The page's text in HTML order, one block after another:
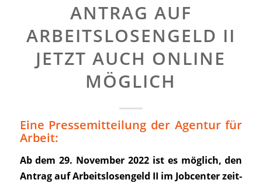
ANTRAG AUF
ARBEITSLOSENGELD II
JETZT AUCH ONLINE
MÖGLICH
Eine Pressemitteilung der Agentur für
Arbeit:
Ab dem 29. November 2022 ist es möglich, den
Antrag auf Arbeitslosengeld II im Jobcenter zeit-